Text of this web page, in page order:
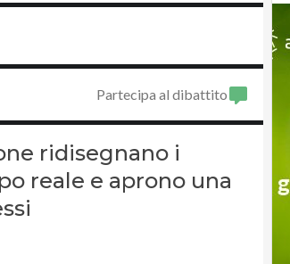
Partecipa al dibattito
ridisegnano i
reale e aprono una